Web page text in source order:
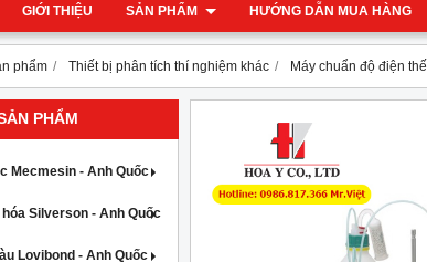
GIỚI THIỆU SẢN PHẨM HƯỚNG DẪN MUA HÀNG
phẩm Thiết bị phân tích thí nghiệm khác Máy chuẩn độ điện thế
PHẨM
Mecmesin - Anh Quốc
Silverson - Anh Quốc
Lovibond - Anh Quốc